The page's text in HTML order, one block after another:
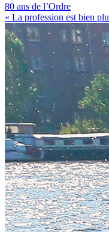
80 ans de l’Ordre
« La profession est bien